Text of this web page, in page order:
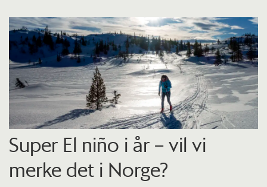
Super El niño i år – vil vi
merke det i Norge?